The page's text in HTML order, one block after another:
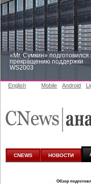
«Mr. Сумкин» подготовился
прекращению поддержки
WS2003
аналитике
English Mobile Android
CNEWS НОВОСТИ
Обзор